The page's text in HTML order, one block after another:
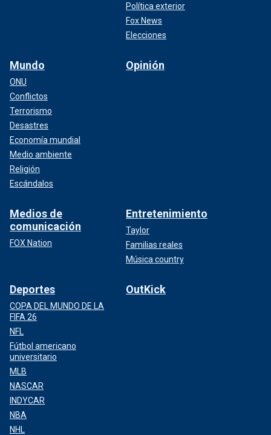
Política exterior
Fox News
Elecciones
Mundo
ONU
Conflictos
Terrorismo
Desastres
Economía mundial
Medio ambiente
Religión
Escándalos
Opinión
Medios de
comunicación
FOX Nation
Entretenimiento
Taylor
Familias reales
Música country
Deportes
COPA DEL MUNDO DE LA
FIFA 26
NFL
Fútbol americano
universitario
MLB
NASCAR
INDYCAR
NBA
NHL
OutKick